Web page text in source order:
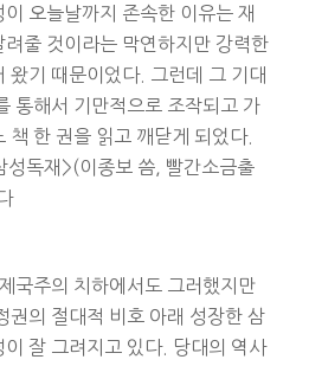
오늘날까지 존속한 이유는 재
줄 것이라는 막연하지만 강력한
왔기 때문이었다. 그런데 그 기대
통해서 기만적으로 조작되고 가
책 한 권을 읽고 깨닫게 되었다.
성독재>(이종보 씀, 빨간소금출
국주의 치하에서도 그러했지만
권의 절대적 비호 아래 성장한 삼
잘 그려지고 있다. 당대의 역사